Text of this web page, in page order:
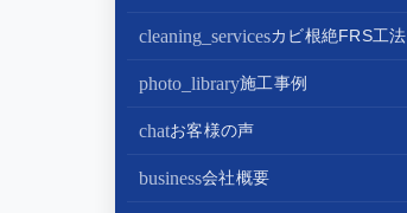
屋根塗装+外壁塗装がお得
バスルームリフォーム
トイレリフォーム
太陽光パネル設置
蓄電池設置
cleaning_servicesカビ根絶FRS工法
photo_library施工事例
chatお客様の声
business会社概要